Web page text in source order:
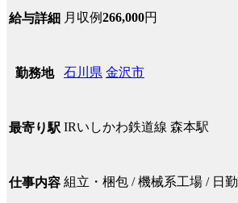
給与詳細 月収例266,000円
勤務地 石川県 金沢市
最寄り駅 IRいしかわ鉄道線 森本駅
仕事内容 組立・梱包 / 機械系工場 / 日勤